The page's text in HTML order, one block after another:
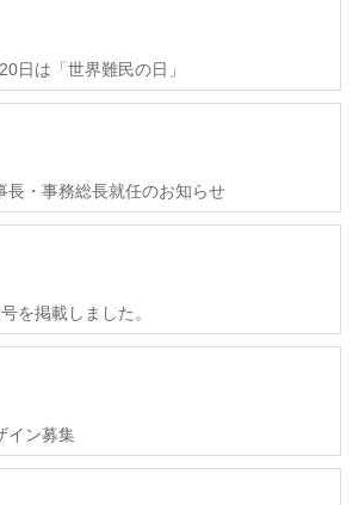
日は「世界難民の日」
長・事務総長就任のお知らせ
を掲載しました。
イン募集